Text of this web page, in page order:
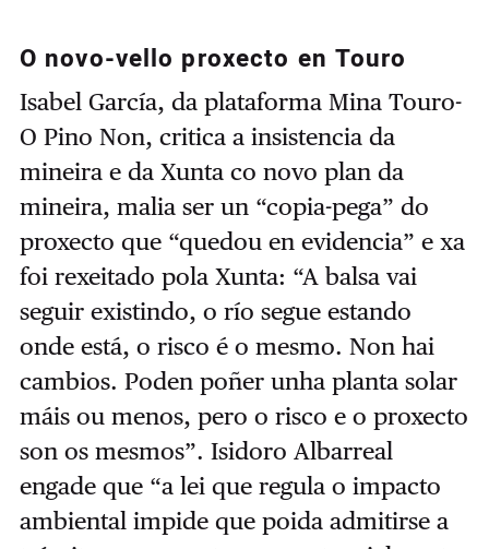
O novo-vello proxecto en Touro
Isabel García, da plataforma Mina Touro-
O Pino Non, critica a insistencia da
mineira e da Xunta co novo plan da
mineira, malia ser un “copia-pega” do
proxecto que “quedou en evidencia” e xa
foi rexeitado pola Xunta: “A balsa vai
seguir existindo, o río segue estando
onde está, o risco é o mesmo. Non hai
cambios. Poden poñer unha planta solar
máis ou menos, pero o risco e o proxecto
son os mesmos”. Isidoro Albarreal
engade que “a lei que regula o impacto
ambiental impide que poida admitirse a